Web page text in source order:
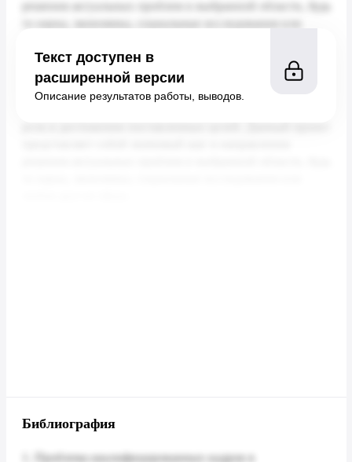
Текст доступен в
расширенной версии
Описание результатов работы, выводов.
Библиография